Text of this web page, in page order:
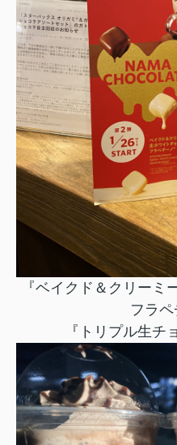
『ベイクド＆クリーミ
フラペ
『トリプル生チ